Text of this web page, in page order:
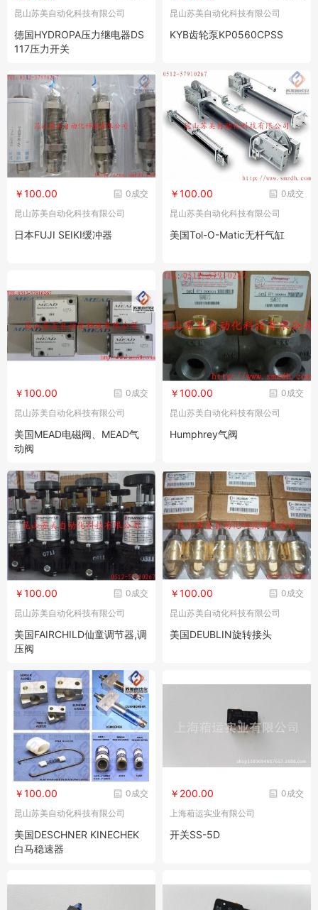
昆山苏美自动化科技有限公司
德国HYDROPA压力继电器DS
117压力开关
昆山苏美自动化科技有限公司
KYB齿轮泵KP0560CPSS
0成交
￥100.00
昆山苏美自动化科技有限公司
日本FUJI SEIKI缓冲器
0成交
￥100.00
昆山苏美自动化科技有限公司
美国Tol-O-Matic无杆气缸
0成交
￥100.00
昆山苏美自动化科技有限公司
美国MEAD电磁阀、MEAD气
动阀
0成交
￥100.00
昆山苏美自动化科技有限公司
Humphrey气阀
0成交
￥100.00
昆山苏美自动化科技有限公司
美国FAIRCHILD仙童调节器,调
压阀
0成交
￥100.00
昆山苏美自动化科技有限公司
美国DEUBLIN旋转接头
0成交
￥100.00
昆山苏美自动化科技有限公司
美国DESCHNER KINECHEK
白马稳速器
0成交
￥200.00
上海葙运实业有限公司
开关SS-5D